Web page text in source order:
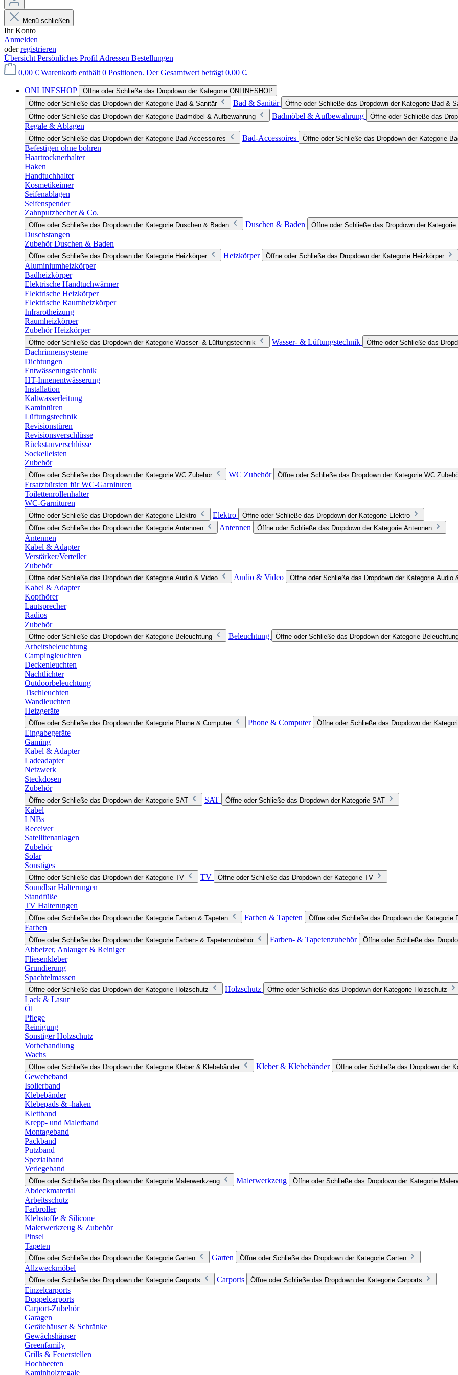
Menü schließen
Ihr Konto
Anmelden
oderregistrieren
Übersicht Persönliches Profil Adressen Bestellungen
0,00 € Warenkorb enthält 0 Positionen. Der Gesamtwert beträgt 0,00 €.
ONLINESHOP
Öffne oder Schließe das Dropdown der Kategorie ONLINESHOP
Öffne oder Schließe das Dropdown der Kategorie Bad & Sanitär
Bad & Sanitär
Öffne oder Schließe das Dropdown der Kategorie Bad &
Öffne oder Schließe das Dropdown der Kategorie Badmöbel & Aufbewahrung
Badmöbel & Aufbewahrung Öffne oder Schließe das
Regale & Ablagen
Öffne oder Schließe das Dropdown der Kategorie Bad-Accessoires Bad-Accessoires Öffne oder Schließe das Dropdown der Kategorie
Befestigen ohne bohren
Haartrocknerhalter
Haken
Handtuchhalter
Kosmetikeimer
Seifenablagen
Seifenspender
Zahnputzbecher & Co.
Öffne oder Schließe das Dropdown der Kategorie Duschen & Baden Duschen & Baden Öffne oder Schließe das Dropdown der
Duschstangen
Zubehör Duschen & Baden
Öffne oder Schließe das Dropdown der Kategorie Heizkörper Heizkörper Öffne oder Schließe das Dropdown der Kategorie Heizkörper
Aluminiumheizkörper
Badheizkörper
Elektrische Handtuchwärmer
Elektrische Heizkörper
Elektrische Raumheizkörper
Infrarotheizung
Raumheizkörper
Zubehör Heizkörper
Öffne oder Schließe das Dropdown der Kategorie Wasser- & Lüftungstechnik Wasser- & Lüftungstechnik Öffne oder Schließe das
Dachrinnensysteme
Dichtungen
Entwässerungstechnik
HT-Innenentwässerung
Installation
Kaltwasserleitung
Kamintüren
Lüftungstechnik
Revisionstüren
Revisionsverschlüsse
Rückstauverschlüsse
Sockelleisten
Zubehör
Öffne oder Schließe das Dropdown der Kategorie WC Zubehör WC Zubehör Öffne oder Schließe das Dropdown der Kategorie WC
Ersatzbürsten für WC-Garnituren
Toilettenrollenhalter
WC-Garnituren
Öffne oder Schließe das Dropdown der Kategorie Elektro Elektro
Öffne oder Schließe das Dropdown der Kategorie Elektro
Öffne oder Schließe das Dropdown der Kategorie Antennen
Antennen Öffne oder Schließe das Dropdown der Kategorie Antennen
Antennen
Kabel & Adapter
Verstärker/Verteiler
Zubehör
Öffne oder Schließe das Dropdown der Kategorie Audio & Video Audio & Video Öffne oder Schließe das Dropdown der Kategorie Audio
Kabel & Adapter
Kopfhörer
Lautsprecher
Radios
Zubehör
Öffne oder Schließe das Dropdown der Kategorie Beleuchtung Beleuchtung Öffne oder Schließe das Dropdown der Kategorie
Arbeitsbeleuchtung
Campingleuchten
Deckenleuchten
Nachtlichter
Outdoorbeleuchtung
Tischleuchten
Wandleuchten
Heizgeräte
Öffne oder Schließe das Dropdown der Kategorie Phone & Computer Phone & Computer Öffne oder Schließe das Dropdown der
Eingabegeräte
Gaming
Kabel & Adapter
Ladeadapter
Netzwerk
Steckdosen
Zubehör
Öffne oder Schließe das Dropdown der Kategorie SAT SAT Öffne oder Schließe das Dropdown der Kategorie SAT
Kabel
LNBs
Receiver
Satellitenanlagen
Zubehör
Solar
Sonstiges
Öffne oder Schließe das Dropdown der Kategorie TV TV Öffne oder Schließe das Dropdown der Kategorie TV
Soundbar Halterungen
Standfüße
TV Halterungen
Öffne oder Schließe das Dropdown der Kategorie Farben & Tapeten Farben & Tapeten Öffne oder Schließe das Dropdown der Kategorie
Farben
Öffne oder Schließe das Dropdown der Kategorie Farben- & Tapetenzubehör Farben- & Tapetenzubehör Öffne oder Schließe das
Abbeizer, Anlauger & Reiniger
Fliesenkleber
Grundierung
Spachtelmassen
Öffne oder Schließe das Dropdown der Kategorie Holzschutz Holzschutz Öffne oder Schließe das Dropdown der Kategorie Holzschutz
Lack & Lasur
Öl
Pflege
Reinigung
Sonstiger Holzschutz
Vorbehandlung
Wachs
Öffne oder Schließe das Dropdown der Kategorie Kleber & Klebebänder Kleber & Klebebänder Öffne oder Schließe das Dropdown der
Gewebeband
Isolierband
Klebebänder
Klebepads & -haken
Klettband
Krepp- und Malerband
Montageband
Packband
Putzband
Spezialband
Verlegeband
Öffne oder Schließe das Dropdown der Kategorie Malerwerkzeug Malerwerkzeug Öffne oder Schließe das Dropdown der Kategorie
Abdeckmaterial
Arbeitsschutz
Farbroller
Klebstoffe & Silicone
Malerwerkzeug & Zubehör
Pinsel
Tapeten
Öffne oder Schließe das Dropdown der Kategorie Garten Garten Öffne oder Schließe das Dropdown der Kategorie Garten
Allzweckmöbel
Öffne oder Schließe das Dropdown der Kategorie Carports Carports Öffne oder Schließe das Dropdown der Kategorie Carports
Einzelcarports
Doppelcarports
Carport-Zubehör
Garagen
Gerätehäuser & Schränke
Gewächshäuser
Greenfamily
Grills & Feuerstellen
Hochbeeten
Kaminholzregale